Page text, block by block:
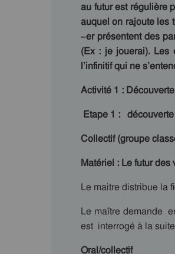
au futur est régulière
auquel on rajoute les
–er présentent des
(Ex : je jouerai). Les
l’infinitif qui ne
Activité 1 :
Etape 1 : découverte
Collectif (groupe
Matériel : Le futur des
Le maitre distribue la
Le maître demande
est interrogé à la